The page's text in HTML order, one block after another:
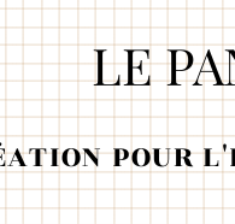
LE
POUR